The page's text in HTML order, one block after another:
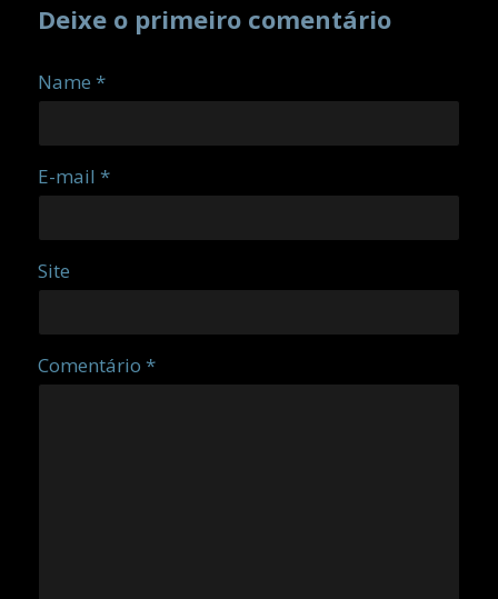
Deixe o primeiro comentário
Name *
E-mail *
Site
Comentário *